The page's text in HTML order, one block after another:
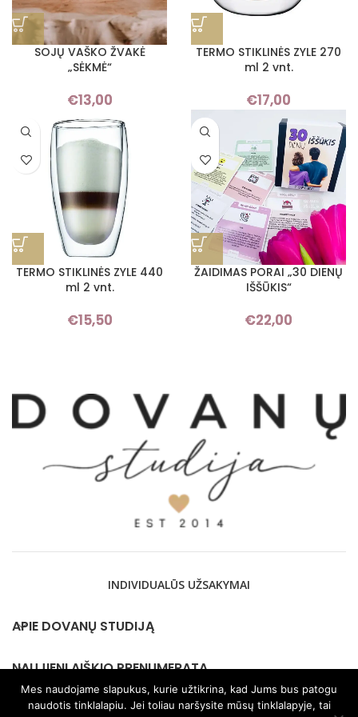
SOJŲ VAŠKO ŽVAKĖ
„SĖKMĖ“
€13,00
TERMO STIKLINĖS ZYLE 270
ml 2 vnt.
€17,00
TERMO STIKLINĖS ZYLE 440
ml 2 vnt.
€15,50
ŽAIDIMAS PORAI „30 DIENŲ
IŠŠŪKIS“
€22,00
INDIVIDUALŪS UŽSAKYMAI
APIE DOVANŲ STUDIJĄ
NAUJIENLAIŠKIO PRENUMERATA
KONTAKTAI
Mes naudojame slapukus, kurie užtikrina, kad Jums bus patogu
naudotis tinklalapiu. Jei toliau naršysite mūsų tinklalapyje, tai